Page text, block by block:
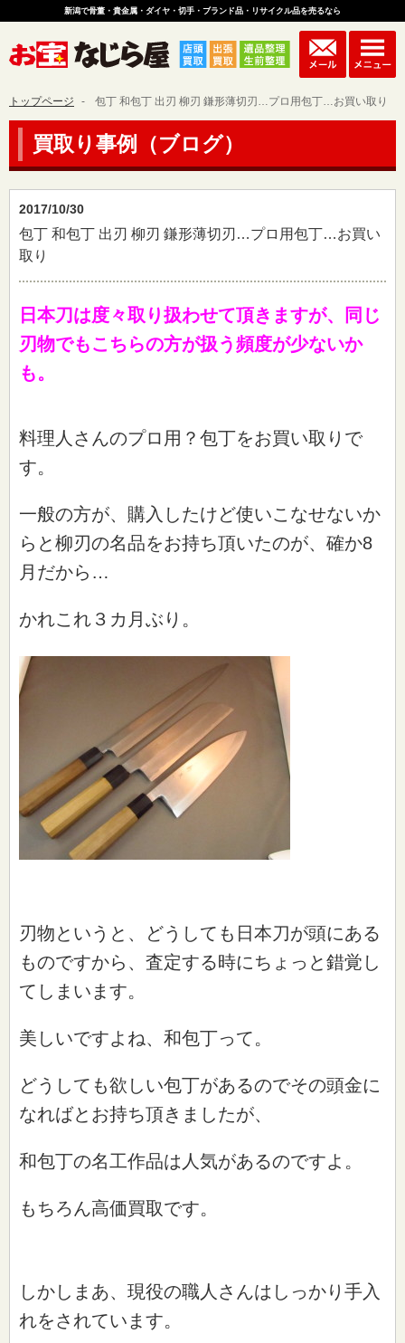
新潟で骨董・貴金属・ダイヤ・切手・ブランド品・リサイクル品を売るなら
トップページ 包丁 和包丁 出刃 柳刃 鎌形薄切刃…プロ用包丁…お買い取り
買取り事例（ブログ）
2017/10/30
包丁 和包丁 出刃 柳刃 鎌形薄切刃…プロ用包丁…お買い
取り
日本刀は度々取り扱わせて頂きますが、同じ
刃物でもこちらの方が扱う頻度が少ないか
も。
料理人さんのプロ用？包丁をお買い取りで
す。
一般の方が、購入したけど使いこなせないか
らと柳刃の名品をお持ち頂いたのが、確か8
月だから…
かれこれ３カ月ぶり。
刃物というと、どうしても日本刀が頭にある
ものですから、査定する時にちょっと錯覚し
てしまいます。
美しいですよね、和包丁って。
どうしても欲しい包丁があるのでその頭金に
なればとお持ち頂きましたが、
和包丁の名工作品は人気があるのですよ。
もちろん高価買取です。
しかしまあ、現役の職人さんはしっかり手入
れをされています。